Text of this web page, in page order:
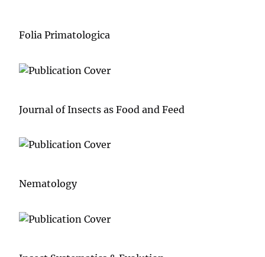
Folia Primatologica
Journal of Insects as Food and Feed
Nematology